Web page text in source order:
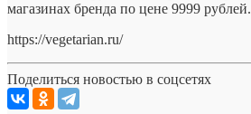
магазинах бренда по цене 9999 рублей.
https://vegetarian.ru/
Поделиться новостью в соцсетях